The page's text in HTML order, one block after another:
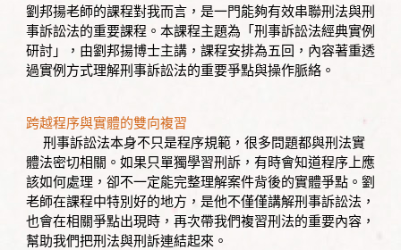
劉邦揚老師的課程對我而言，是一門能夠有效串聯刑法與刑
事訴訟法的重要課程。本課程主題為「刑事訴訟法經典實例
研討」，由劉邦揚博士主講，課程安排為五回，內容著重透
過實例方式理解刑事訴訟法的重要爭點與操作脈絡。
跨越程序與實體的雙向複習
刑事訴訟法本身不只是程序規範，很多問題都與刑法實
體法密切相關。如果只單獨學習刑訴，有時會知道程序上應
該如何處理，卻不一定能完整理解案件背後的實體爭點。劉
老師在課程中特別好的地方，是他不僅僅講解刑事訴訟法，
也會在相關爭點出現時，再次帶我們複習刑法的重要內容，
幫助我們把刑法與刑訴連結起來。